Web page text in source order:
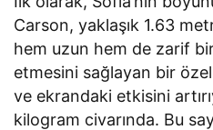
Carson, yaklaşık 1.63
hem uzun hem de zarif
etmesini sağlayan bir
ve ekrandaki etkisini
kilogram civarında. Bu